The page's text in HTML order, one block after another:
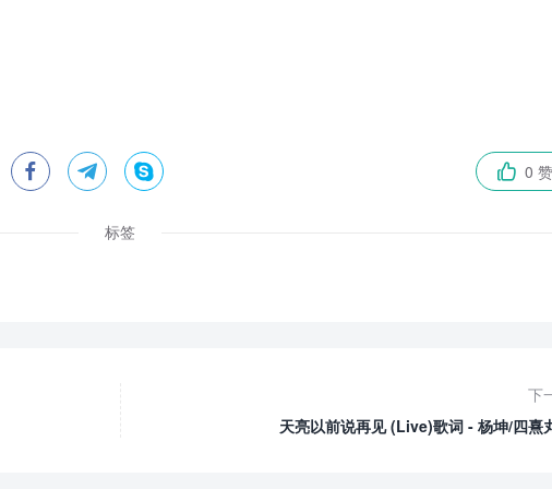
    0 赞
标签
下
天亮以前说再见 (Live)歌词 - 杨坤/四熹